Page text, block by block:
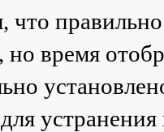
но время